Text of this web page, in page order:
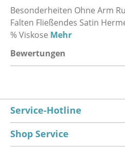
Besonderheiten Ohne Arm
Falten Fließendes Satin
% Viskose Mehr
Bewertungen
Service-Hotline
Shop Service